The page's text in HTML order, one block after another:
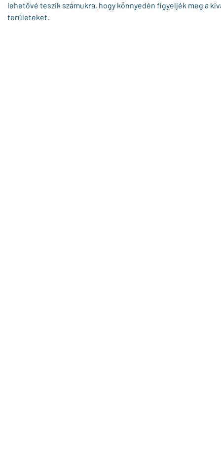
lehetővé teszik számukra, hogy könnyedén figyeljék meg a
területeket.